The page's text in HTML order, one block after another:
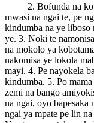
2. Bofunda na
mwasi na ngai te, pe
kindumba na ye liboso
ye. 3. Noki te
na mokolo ya
nakomisa ye lokola
mayi. 4. Pe nayokela
kindumba. 5. Po
zemi na bango
na ngai, oyo bapesaka
ngai ya mpate pe lin